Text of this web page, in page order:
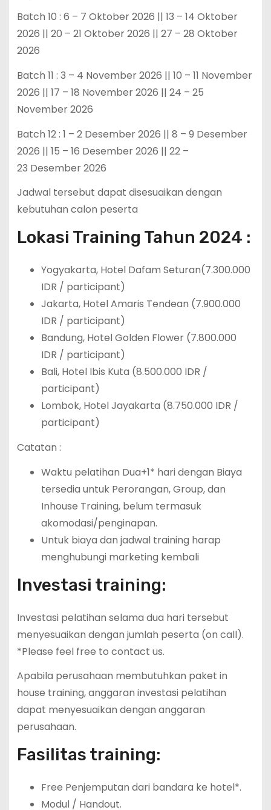
Batch 10 : 6 – 7 Oktober 2026 || 13 – 14 Oktober
2026 || 20 – 21 Oktober 2026 || 27 – 28 Oktober
2026
Batch 11 : 3 – 4 November 2026 || 10 – 11 November
2026 || 17 – 18 November 2026 || 24 – 25
November 2026
Batch 12 : 1 – 2 Desember 2026 || 8 – 9 Desember
2026 || 15 – 16 Desember 2026 || 22 –
23 Desember 2026
Jadwal tersebut dapat disesuaikan dengan
kebutuhan calon peserta
Lokasi Training Tahun 2024 :
Yogyakarta, Hotel Dafam Seturan(7.300.000
IDR / participant)
Jakarta, Hotel Amaris Tendean (7.900.000
IDR / participant)
Bandung, Hotel Golden Flower (7.800.000
IDR / participant)
Bali, Hotel Ibis Kuta (8.500.000 IDR /
participant)
Lombok, Hotel Jayakarta (8.750.000 IDR /
participant)
Catatan :
Waktu pelatihan Dua+1* hari dengan Biaya
tersedia untuk Perorangan, Group, dan
Inhouse Training, belum termasuk
akomodasi/penginapan.
Untuk biaya dan jadwal training harap
menghubungi marketing kembali
Investasi training:
Investasi pelatihan selama dua hari tersebut
menyesuaikan dengan jumlah peserta (on call).
*Please feel free to contact us.
Apabila perusahaan membutuhkan paket in
house training, anggaran investasi pelatihan
dapat menyesuaikan dengan anggaran
perusahaan.
Fasilitas training:
Free Penjemputan dari bandara ke hotel*.
Modul / Handout.